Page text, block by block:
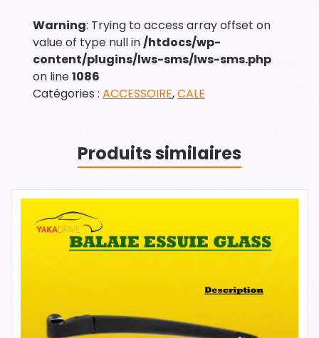
Warning: Trying to access array offset on
value of type null in/htdocs/wp-
content/plugins/lws-sms/lws-sms.php
on line1086
Catégories : ACCESSOIRE,CALE
Produits similaires